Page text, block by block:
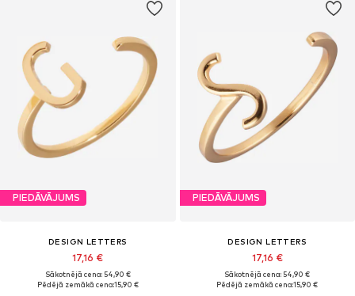
PIEDĀVĀJUMS
DESIGN LETTERS
17,16 €
Sākotnējā cena: 54,90 €
Pēdējā zemākā cena:15,90 €
PIEDĀVĀJUMS
DESIGN LETTERS
17,16 €
Sākotnējā cena: 54,90 €
Pēdējā zemākā cena:15,90 €